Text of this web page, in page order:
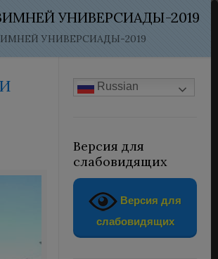
УНИВЕРСИАДЫ-2019
УНИВЕРСИАДЫ-2019
Russian
Версия для
слабовидящих
Версия для
слабовидящих